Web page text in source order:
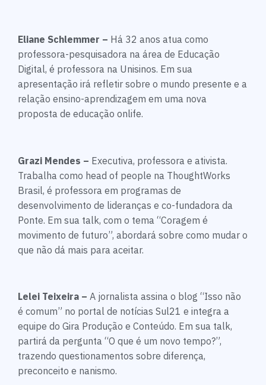
Eliane Schlemmer – Há 32 anos atua como
professora-pesquisadora na área de Educação
Digital, é professora na Unisinos. Em sua
apresentação irá refletir sobre o mundo presente e a
relação ensino-aprendizagem em uma nova
proposta de educação onlife.
Grazi Mendes – Executiva, professora e ativista.
Trabalha como head of people na ThoughtWorks
Brasil, é professora em programas de
desenvolvimento de lideranças e co-fundadora da
Ponte. Em sua talk, com o tema “Coragem é
movimento de futuro”, abordará sobre como mudar o
que não dá mais para aceitar.
Lelei Teixeira – A jornalista assina o blog “Isso não
é comum” no portal de notícias Sul21 e integra a
equipe do Gira Produção e Conteúdo. Em sua talk,
partirá da pergunta “O que é um novo tempo?”,
trazendo questionamentos sobre diferença,
preconceito e nanismo.